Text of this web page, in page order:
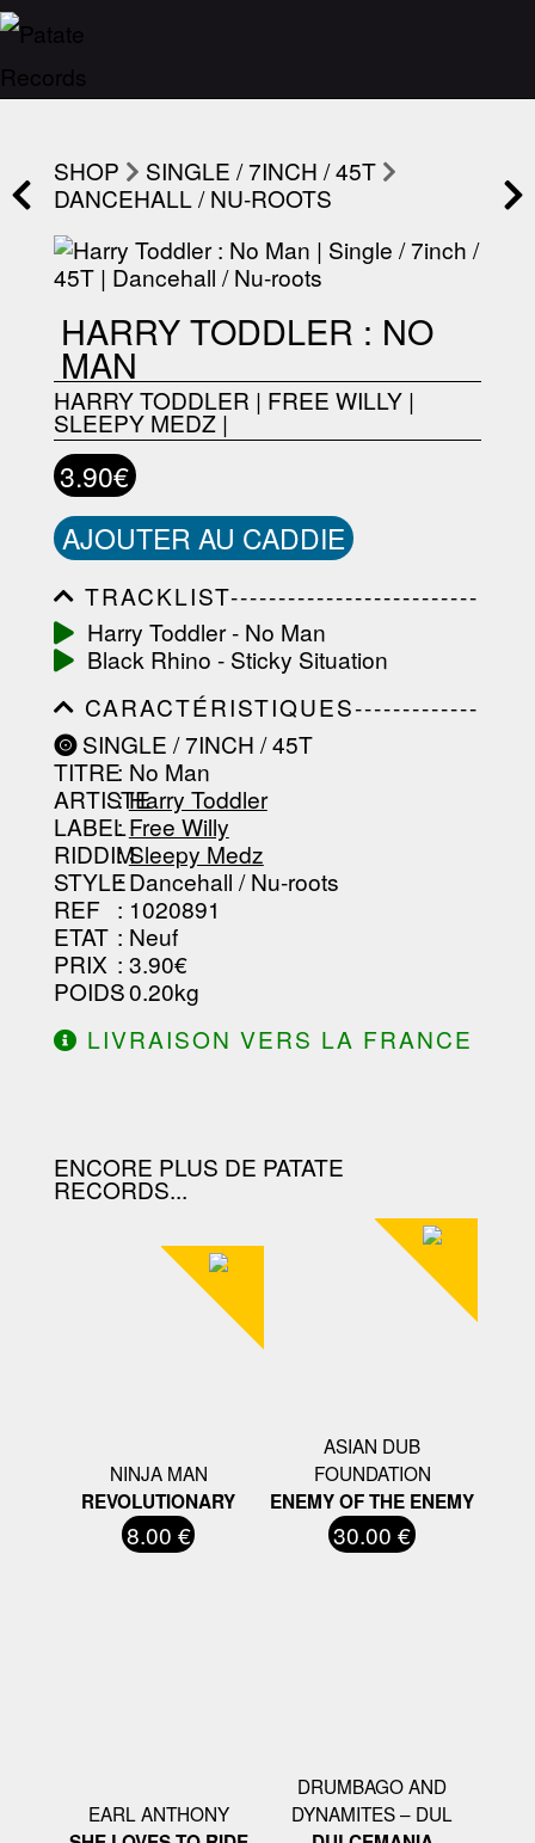
SHOP
SINGLE / 7INCH / 45T
DANCEHALL / NU-ROOTS
HARRY TODDLER : NO
MAN
HARRY TODDLER | FREE WILLY|
SLEEPY MEDZ|
3.90€
AJOUTER AU CADDIE
TRACKLIST--------------------------
-----------------------------------------
-----------------------------------------
-----------------------------------------
-------------------
Harry Toddler - No Man
Black Rhino - Sticky Situation
CARACTÉRISTIQUES-------------
-----------------------------------------
-----------------------------------------
-----------------------------------------
-----------------------------------------
--------------------------------
SINGLE / 7INCH / 45T
TITRE: No Man
ARTISTE
:Harry Toddler
LABEL
:Free Willy
RIDDIM
:Sleepy Medz
STYLE: Dancehall / Nu-roots
REF : 1020891
ETAT : Neuf
PRIX : 3.90€
POIDS: 0.20kg
LIVRAISON VERS LA FRANCE
ENCORE PLUS DE PATATE
RECORDS...
NINJA MAN
REVOLUTIONARY
8.00 €
ASIAN DUB
FOUNDATION
ENEMY OF THE ENEMY
30.00 €
EARL ANTHONY
DRUMBAGO AND
DYNAMITES – DUL